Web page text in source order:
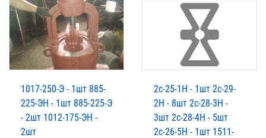
1017-250-Э - 1шт 885-
225-ЭН - 1шт 885-225-Э
- 2шт 1012-175-ЭН -
2шт
2с-25-1Н - 1шт 2с-29-
2Н - 8шт 2с-28-3Н -
3шт 2с-28-4Н - 5шт
2с-26-5Н - 1шт 1511-